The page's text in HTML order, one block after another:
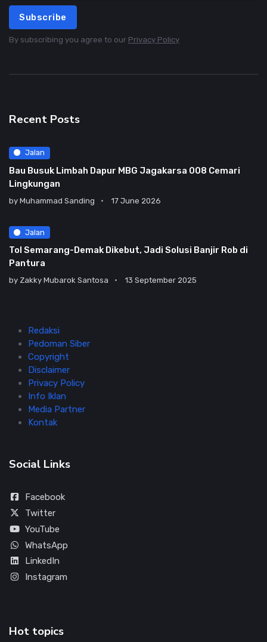
Subscribe
By subscribing you agree to our Privacy Policy
Recent Posts
Jalan
Bau Busuk Limbah Dapur MBG Jagakarsa 008 Cemari
Lingkungan
by Muhammad Sanding 17 June 2026
Jalan
Tol Semarang-Demak Dikebut, Jadi Solusi Banjir Rob di
Pantura
by Zakky Mubarok Santosa 13 September 2025
Redaksi
Pedoman Siber
Copyright
Disclaimer
Privacy Policy
Info Iklan
Media Partner
Kontak
Social Links
Facebook
Twitter
YouTube
WhatsApp
LinkedIn
Instagram
Hot topics